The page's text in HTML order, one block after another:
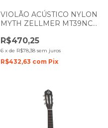
VIOLÃO ACÚSTICO NYLON
MYTH ZELLMER MT39NC
R$470,25
6 x de R$78,38 sem juros
R$432,63 com Pix